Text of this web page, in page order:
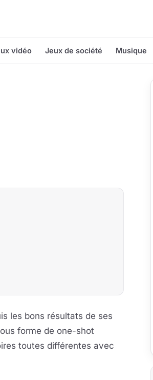
vidéo Jeux de société Musique
les bons résultats de ses
forme de one-shot
toutes différentes avec